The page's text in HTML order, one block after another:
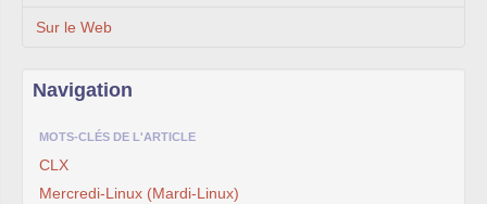
Sur le Web
Navigation
MOTS-CLÉS DE L'ARTICLE
CLX
Mercredi-Linux (Mardi-Linux)